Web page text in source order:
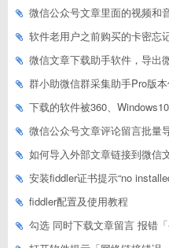
微信公众号文章里面的视频和
软件老用户之前购买的卡密忘
微信文章下载助手软件，导出微信
群小助微信群采集助手Pro版
下载的软件被360、Windows10自带的Windows
微信公众号文章评论留言批量
如何导入外部文章链接到微信文章
安装fiddler证书提示“no installed
fiddler配置及使用教程
勾选 同时下载文章留言 报错「公众